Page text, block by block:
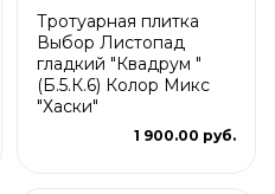
Тротуарная плитка
Выбор Листопад
гладкий "Квадрум "
(Б.5.К.6) Колор Микс
"Хаски"
1 900.00 руб.